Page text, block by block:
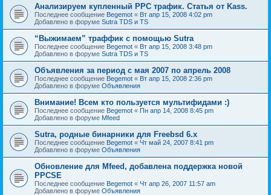
Анализируем купленный PPC трафик. Статья от Kass.
Последнее сообщение Begemot « Вт апр 15, 2008 4:02 pm
Добавлено в форуме Sutra TDS и TS
“Выжимаем” траффик с помощью Sutra
Последнее сообщение Begemot « Вт апр 15, 2008 3:48 pm
Добавлено в форуме Sutra TDS и TS
Объявления за период с мая 2007 по апрель 2008
Последнее сообщение Begemot « Вт апр 15, 2008 2:36 pm
Добавлено в форуме Объявления
Внимание! Всем кто пользуется мультифидами :)
Последнее сообщение Begemot « Пн апр 14, 2008 8:45 pm
Добавлено в форуме Mfeed
Sutra, родные бинарники для Freebsd 6.x
Последнее сообщение Begemot « Чт май 24, 2007 8:41 pm
Добавлено в форуме Объявления
Обновление для Mfeed, добавлена поддержка новой
PPCSE
Последнее сообщение Begemot « Чт апр 26, 2007 11:57 am
Добавлено в форуме Объявления